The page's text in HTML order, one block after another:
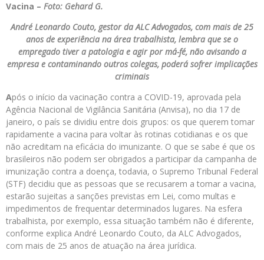
Vacina – Foto: Gehard G.
André Leonardo Couto, gestor da ALC Advogados, com mais de 25
anos de experiência na área trabalhista, lembra que se o
empregado tiver a patologia e agir por má-fé, não avisando a
empresa e contaminando outros colegas, poderá sofrer implicações
criminais
Após o início da vacinação contra a COVID-19, aprovada pela
Agência Nacional de Vigilância Sanitária (Anvisa), no dia 17 de
janeiro, o país se dividiu entre dois grupos: os que querem tomar
rapidamente a vacina para voltar às rotinas cotidianas e os que
não acreditam na eficácia do imunizante. O que se sabe é que os
brasileiros não podem ser obrigados a participar da campanha de
imunização contra a doença, todavia, o Supremo Tribunal Federal
(STF) decidiu que as pessoas que se recusarem a tomar a vacina,
estarão sujeitas a sanções previstas em Lei, como multas e
impedimentos de frequentar determinados lugares. Na esfera
trabalhista, por exemplo, essa situação também não é diferente,
conforme explica André Leonardo Couto, da ALC Advogados,
com mais de 25 anos de atuação na área jurídica.